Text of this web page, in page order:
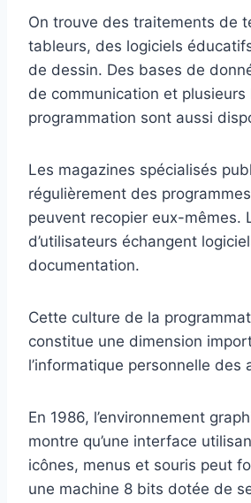
On trouve des traitements de
tableurs, des logiciels
de dessin. Des bases de
de communication et plusieurs
programmation sont aussi
Les magazines spécialisés
régulièrement des
peuvent recopier eux-mêmes.
d’utilisateurs échangent
documentation.
Cette culture de la
constitue une dimension
l’informatique personnelle des
En 1986, l’environnement
montre qu’une interface
icônes, menus et souris peut
une machine 8 bits dotée de